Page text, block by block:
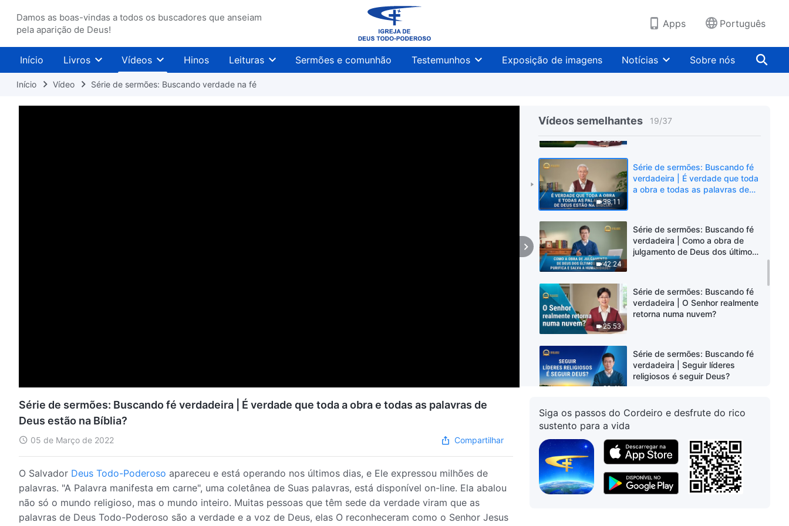
Damos as boas-vindas a todos os buscadores que anseiam
pela aparição de Deus!
Apps Português
Início Livros Vídeos Hinos Leituras Sermões e comunhão Testemunhos Exposição de imagens Notícias Sobre nós
Início Vídeo Série de sermões: Buscando verdade na fé
Vídeos semelhantes 19/37
verdadeira | Por que Deus
precisa de três estágios de obra
para salvar a humanidade?
33:15
verdadeira | O que realmente é
ser arrebatado?
38:11
Série de sermões: Buscando fé
verdadeira | É verdade que toda
a obra e todas as palavras de
42:24
Série de sermões: Buscando fé
verdadeira | Como a obra de
julgamento de Deus dos últimos
25:53
Série de sermões: Buscando fé
verdadeira | O Senhor realmente
retorna numa nuvem?
38:41
Série de sermões: Buscando fé
verdadeira | Seguir líderes
religiosos é seguir Deus?
35:12
Série de sermões: Buscando fé
retornar, Seu nome ainda será
Jesus?
Série de sermões: Buscando fé
verdadeira | Por que só
Série de sermões: Buscando fé verdadeira | É verdade que toda a obra e todas as palavras de
Deus estão na Bíblia?
05 de Março de 2022 Compartilhar
O Salvador Deus Todo-Poderoso apareceu e está operando nos últimos dias, e Ele expressou milhões de
palavras. "A Palavra manifesta em carne", uma coletânea de Suas palavras, está disponível on-line. Ela abalou
não só o mundo religioso, mas o mundo inteiro. Muitas pessoas que têm sede da verdade viram que as
palavras de Deus Todo-Poderoso são a verdade e a voz de Deus, elas O reconheceram como o Senhor Jesus
Siga os passos do Cordeiro e desfrute do rico
sustento para a vida